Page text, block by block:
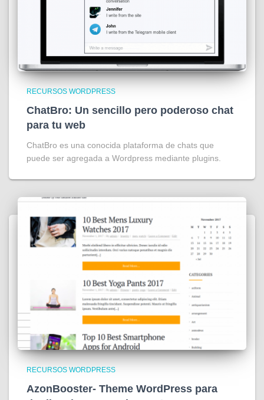
RECURSOS WORDPRESS
ChatBro: Un sencillo pero poderoso chat
para tu web
ChatBro es una conocida plataforma de chats que
puede ser agregada a Wordpress mediante plugins.
RECURSOS WORDPRESS
AzonBooster- Theme WordPress para